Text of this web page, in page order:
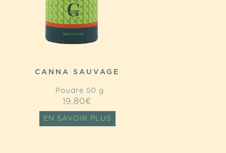
CANNA SAUVAGE
Poudre 50 g
19,80€
EN SAVOIR PLUS